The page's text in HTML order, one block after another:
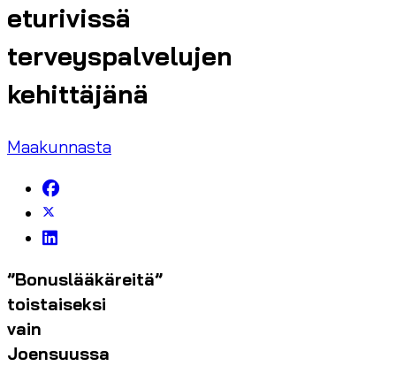
eturivissä
terveyspalvelujen
kehittäjänä
Maakunnasta
”Bonuslääkäreitä”
toistaiseksi
vain
Joensuussa